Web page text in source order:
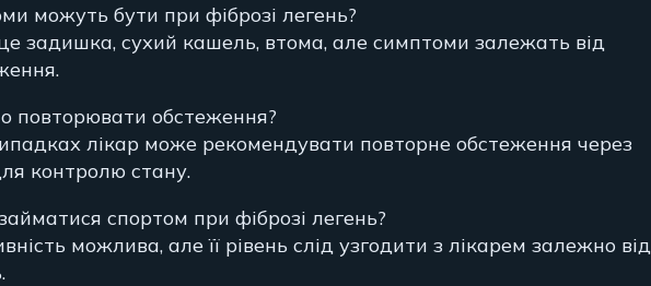
можуть бути при фіброзі легень?
задишка, сухий кашель, втома, але симптоми залежать від
повторювати обстеження?
лікар може рекомендувати повторне обстеження через
контролю стану.
спортом при фіброзі легень?
можлива, але її рівень слід узгодити з лікарем залежно від